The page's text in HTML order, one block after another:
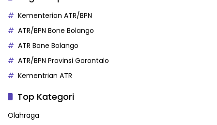
Kementerian ATR/BPN
ATR/BPN Bone Bolango
ATR Bone Bolango
ATR/BPN Provinsi Gorontalo
Kementrian ATR
Top Kategori
Olahraga